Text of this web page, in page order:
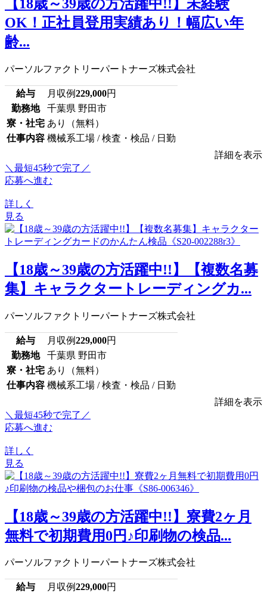
【18歳～39歳の方活躍中!!】未経験
OK！正社員登用実績あり！幅広い年
齢...
パーソルファクトリーパートナーズ株式会社
給与 月収例229,000円
勤務地
千葉県 野田市
寮・社宅 あり（無料）
仕事内容 機械系工場 / 検査・検品 / 日勤
詳細を表示
＼最短45秒で完了／
応募へ進む
詳しく
見る
【18歳～39歳の方活躍中!!】【複数名募
集】キャラクタートレーディングカ...
パーソルファクトリーパートナーズ株式会社
給与 月収例229,000円
勤務地
千葉県 野田市
寮・社宅 あり（無料）
仕事内容 機械系工場 / 検査・検品 / 日勤
詳細を表示
＼最短45秒で完了／
応募へ進む
詳しく
見る
【18歳～39歳の方活躍中!!】寮費2ヶ月
無料で初期費用0円♪印刷物の検品...
パーソルファクトリーパートナーズ株式会社
給与 月収例229,000円